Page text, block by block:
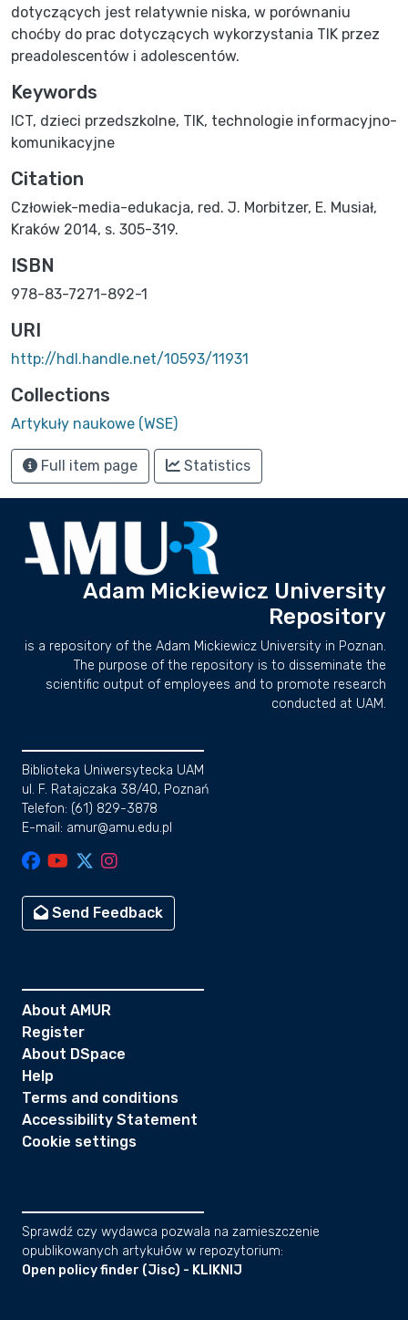
dotyczących jest relatywnie niska, w porównaniu
choćby do prac dotyczących wykorzystania TIK przez
preadolescentów i adolescentów.
Keywords
ICT, dzieci przedszkolne, TIK, technologie informacyjno-
komunikacyjne
Citation
Człowiek-media-edukacja, red. J. Morbitzer, E. Musiał,
Kraków 2014, s. 305-319.
ISBN
978-83-7271-892-1
URI
http://hdl.handle.net/10593/11931
Collections
Artykuły naukowe (WSE)
Full item page Statistics
Adam Mickiewicz University
Repository
is a repository of the Adam Mickiewicz University in Poznan.
The purpose of the repository is to disseminate the
scientific output of employees and to promote research
conducted at UAM.
Biblioteka Uniwersytecka UAM
ul. F. Ratajczaka 38/40, Poznań
Telefon: (61) 829-3878
E-mail: amur@amu.edu.pl
Send Feedback
About AMUR
Register
About DSpace
Help
Terms and conditions
Accessibility Statement
Cookie settings
Sprawdź czy wydawca pozwala na zamieszczenie
opublikowanych artykułów w repozytorium:
Open policy finder (Jisc) - KLIKNIJ